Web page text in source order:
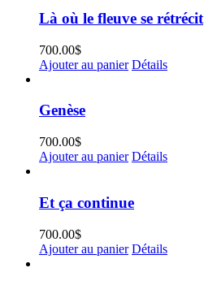
Là où le fleuve se rétrécit
700.00$
Ajouter au panier Détails
Genèse
700.00$
Ajouter au panier Détails
Et ça continue
700.00$
Ajouter au panier Détails